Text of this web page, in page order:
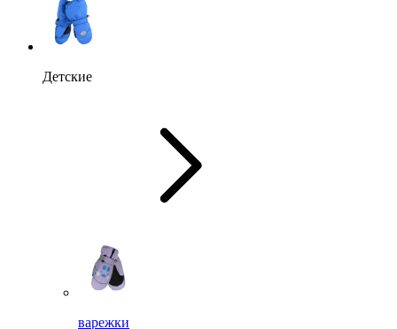
Детские
варежки